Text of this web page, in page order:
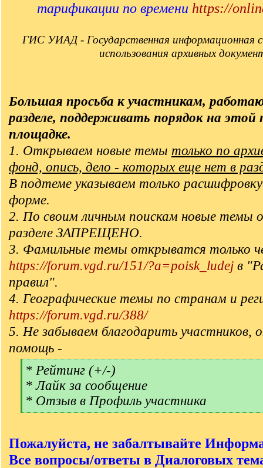
тарификации по времени https://
ГИС УИАД - Государственная информационная
использования архивных
Большая просьба к участникам,
разделе, поддерживать порядок на этой
площадке.
1. Открываем новые темы только по
фонд, опись, дело - которых еще нет в
В подтеме указываем только
форме.
2. По своим личным поискам новые темы
разделе ЗАПРЕЩЕНО.
3. Фамильные темы открыватся только
https://forum.vgd.ru/151/?a=poisk_ludej в
правил".
4. Географические темы по странам и
https://forum.vgd.ru/388/
5. Не забываем благодарить участников,
помощь -
[
]
* Рейтинг (+/-)
* Лайк за сообщение
* Отзыв в Профиль участника
[
]
Пожалуйста, не забалтывайте
Все вопросы/ответы в Диалоговых